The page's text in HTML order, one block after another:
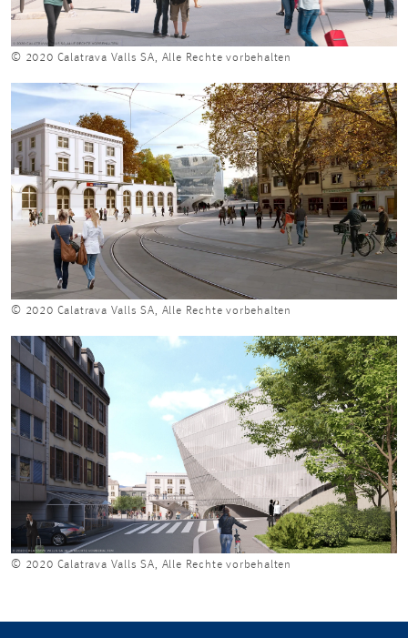
© 2020 Calatrava Valls SA, Alle Rechte vorbehalten
© 2020 Calatrava Valls SA, Alle Rechte vorbehalten
© 2020 Calatrava Valls SA, Alle Rechte vorbehalten